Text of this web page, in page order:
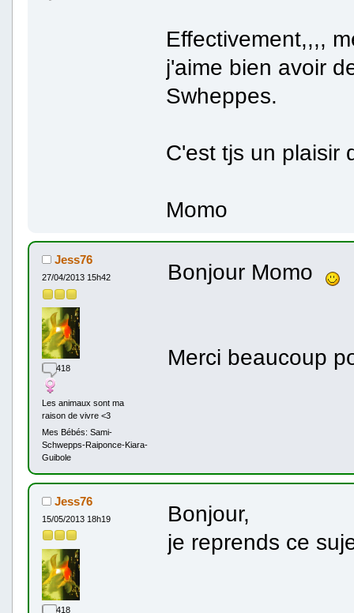
Effectivement,,,,
j'aime bien avoir
Swheppes.
C'est tjs un plaisir
Momo
Jess76
27/04/2013 15h42
418
Les animaux sont ma
raison de vivre <3
Mes Bébés: Sami-
Schwepps-Raiponce-Kiara-
Guibole
Bonjour Momo
Merci beaucoup
Jess76
15/05/2013 18h19
418
Bonjour,
je reprends ce